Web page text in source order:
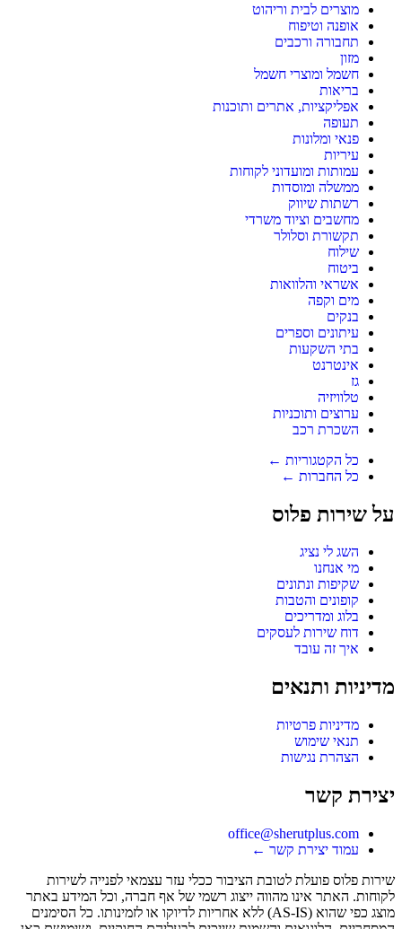
מוצרים לבית וריהוט
אופנה וטיפוח
תחבורה ורכבים
מזון
חשמל ומוצרי חשמל
בריאות
אפליקציות, אתרים ותוכנות
תעופה
פנאי ומלונות
עיריות
עמותות ומועדוני לקוחות
ממשלה ומוסדות
רשתות שיווק
מחשבים וציוד משרדי
תקשורת וסלולר
שילוח
ביטוח
אשראי והלוואות
מים וקפה
בנקים
עיתונים וספרים
בתי השקעות
אינטרנט
גז
טלוויזיה
ערוצים ותוכניות
השכרת רכב
כל הקטגוריות ←
כל החברות ←
על שירות פלוס
השג לי נציג
מי אנחנו
שקיפות ונתונים
קופונים והטבות
בלוג ומדריכים
דוח שירות לעסקים
איך זה עובד
מדיניות ותנאים
מדיניות פרטיות
תנאי שימוש
הצהרת נגישות
יצירת קשר
office@sherutplus.com
עמוד יצירת קשר ←
שירות פלוס פועלת לטובת הציבור ככלי עזר עצמאי לפנייה לשירות
לקוחות. האתר אינו מהווה ייצוג רשמי של אף חברה, וכל המידע באתר
מוצג כפי שהוא (AS-IS) ללא אחריות לדיוקו או לזמינותו. כל הסימנים